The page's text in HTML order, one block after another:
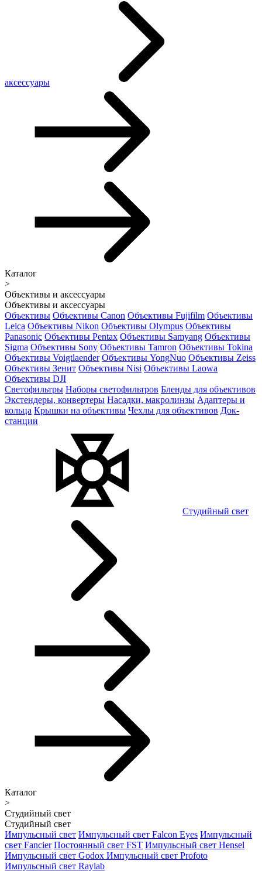
аксессуары
Каталог
>
Объективы и аксессуары
Объективы и аксессуары
Объективы Объективы Canon Объективы Fujifilm Объективы
Leica Объективы Nikon Объективы Olympus Объективы
Panasonic Объективы Pentax Объективы Samyang Объективы
Sigma Объективы Sony Объективы Tamron Объективы Tokina
Объективы Voigtlaender Объективы YongNuo Объективы Zeiss
Объективы Зенит Объективы Nisi Объективы Laowa
Объективы DJI
Светофильтры Наборы светофильтров Бленды для объективов
Экстендеры, конвертеры Насадки, макролинзы Адаптеры и
кольца Крышки на объективы Чехлы для объективов Док-
станции
Студийный свет
Каталог
>
Студийный свет
Студийный свет
Импульсный свет Импульсный свет Falcon Eyes Импульсный
свет Fancier Постоянный свет FST Импульсный свет Hensel
Импульсный свет Godox Импульсный свет Profoto
Импульсный свет Raylab